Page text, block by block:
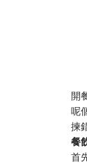
開
呢
揀
餐
首